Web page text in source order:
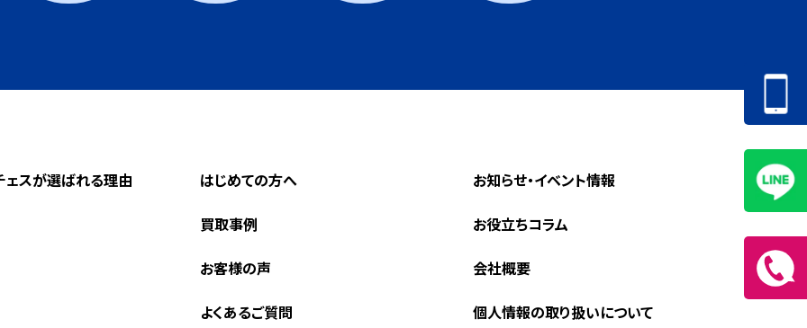
ェスが選ばれる理由 はじめての方へ
買取事例
お客様の声
よくあるご質問
お知らせ・イベント情報
お役立ちコラム
会社概要
個人情報の取り扱いについて